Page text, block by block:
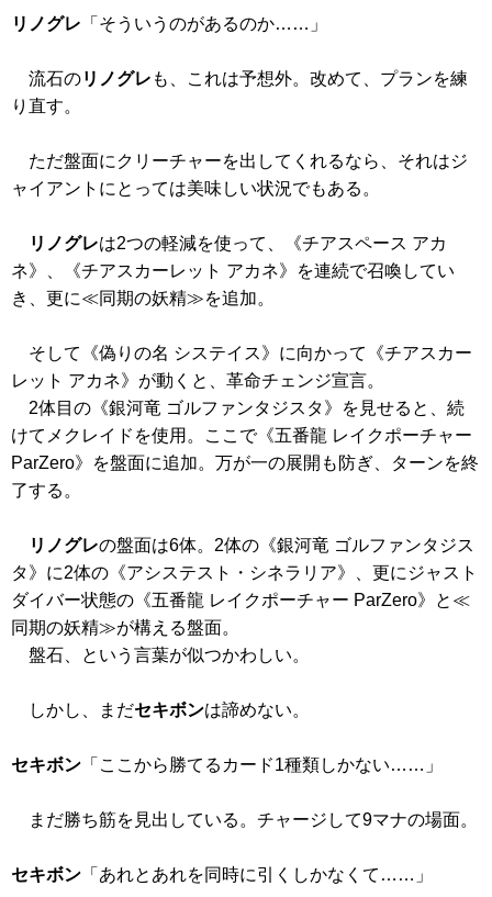
リノグレ 「そういうのがあるのか……」
流石のリノグレ も、これは予想外。改めて、プランを練
り直す。
ただ盤面にクリーチャーを出してくれるなら、それはジ
ャイアントにとっては美味しい状況でもある。
リノグレは2つの軽減を使って、
《チアスペース アカ
ネ》
《チアスカーレット アカネ》
を連続で召喚してい
き、更に≪同期の妖精≫を追加。
そして 《偽りの名 システイス》 に向かって
《チアスカー
レット アカネ》 が動くと、革命チェンジ宣言。
2体目の 《銀河竜 ゴルファンタジスタ》
を見せると、続
けてメクレイドを使用。ここで《五番龍 レイクポーチャー
ParZero》
を盤面に追加。万が一の展開も防ぎ、ターンを終
了する。
リノグレの盤面は6体。2体の 《銀河竜 ゴルファンタジス
タ》 に2体の 《アシステスト・シネラリア》
、更にジャスト
ダイバー状態の 《五番龍 レイクポーチャー ParZero》
と≪
同期の妖精≫が構える盤面。
盤石、という言葉が似つかわしい。
しかし、まだセキボンは諦めない。
セキボン 「ここから勝てるカード1種類しかない……」
まだ勝ち筋を見出している。チャージして9マナの場面。
セキボン 「あれとあれを同時に引くしかなくて……」